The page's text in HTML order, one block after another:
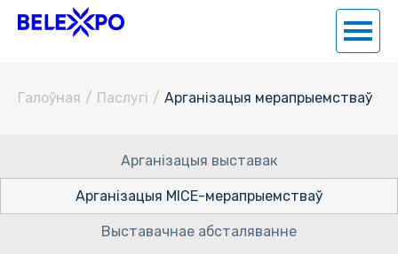
Галоўная / Паслугi / Арганізацыя мерапрыемстваў
Арганізацыя выставак
Арганізацыя MICE-мерапрыемстваў
Выставачнае абсталяванне